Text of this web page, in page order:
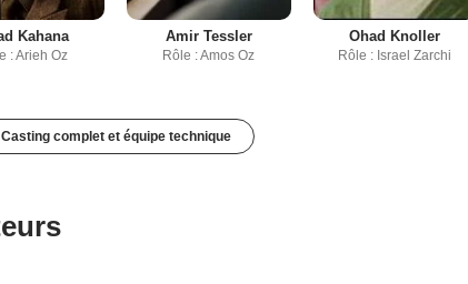
Kahana
: Arieh Oz
Amir Tessler
Rôle : Amos Oz
Ohad Knoller
Rôle : Israel Zarchi
Casting complet et équipe technique